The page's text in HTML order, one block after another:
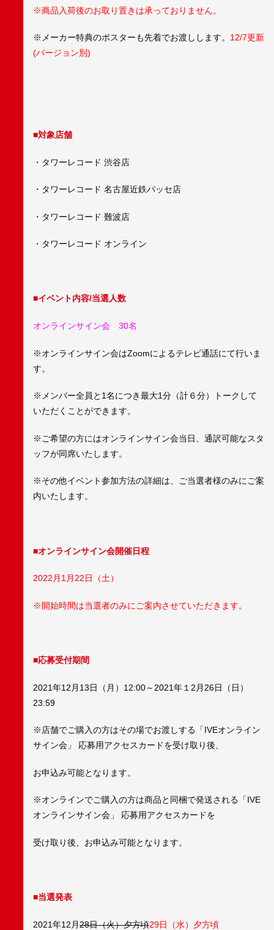
※商品入荷後のお取り置きは承っておりません。
※メーカー特典のポスターも先着でお渡しします。 12/7更新
(バージョン別)
■対象店舗
・タワーレコード 渋谷店
・タワーレコード 名古屋近鉄パッセ店
・タワーレコード 難波店
・タワーレコード オンライン
■イベント内容/当選人数
オンラインサイン会 30名
※オンラインサイン会はZoomによるテレビ通話にて行いま
す。
※メンバー全員と1名につき最大1分（計６分）トークして
いただくことができます。
※ご希望の方にはオンラインサイン会当日、通訳可能なスタ
ッフが同席いたします。
※その他イベント参加方法の詳細は、ご当選者様のみにご案
内いたします。
■オンラインサイン会開催日程
2022月1月22日（土）
※開始時間は当選者のみにご案内させていただきます。
■応募受付期間
2021年12月13日（月）12:00～2021年１2月26日（日）
23:59
※店舗でご購入の方はその場でお渡しする「IVEオンライン
サイン会」 応募用アクセスカードを受け取り後、
お申込み可能となります。
※オンラインでご購入の方は商品と同梱で発送される「IVE
オンラインサイン会」 応募用アクセスカードを
受け取り後、お申込み可能となります。
■当選発表
2021年12月28日（火）夕方頃29日（水）夕方頃